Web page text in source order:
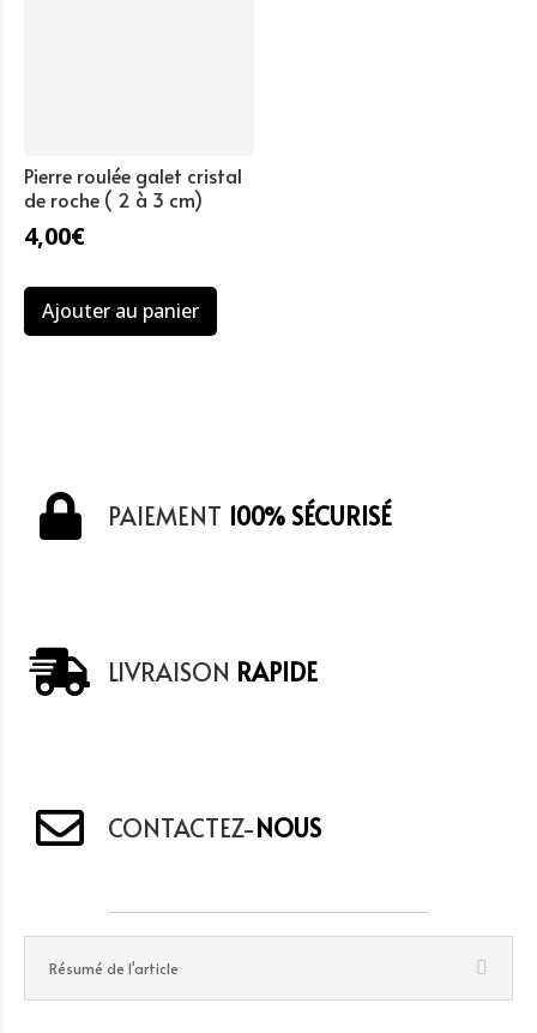
Pierre roulée galet cristal
de roche ( 2 à 3 cm)
4,00€
Ajouter au panier
PAIEMENT 100% SÉCURISÉ
LIVRAISON RAPIDE
CONTACTEZ-NOUS
Résumé de l'article